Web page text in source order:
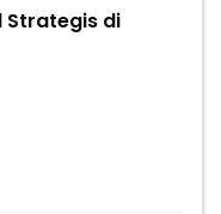
Strategis di